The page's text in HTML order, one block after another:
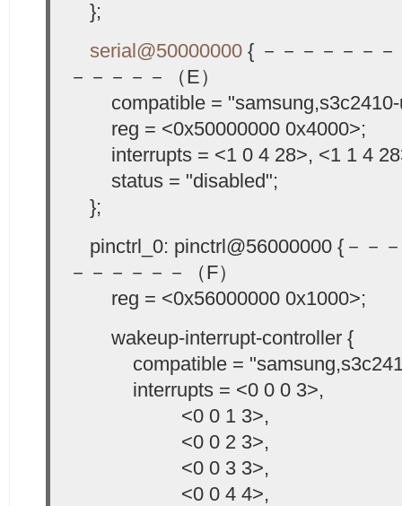
};
serial@50000000 { －－－－－－
－－－－－（E）
compatible = "samsung,s3c2410-
reg = <0x50000000 0x4000>;
interrupts = <1 0 4 28>, <1 1 4
status = "disabled";
};
pinctrl_0: pinctrl@56000000 {－－
－－－－－－（F）
reg = <0x56000000 0x1000>;
wakeup-interrupt-controller {
compatible =
interrupts = <0 0 0 3>,
<0 0 1 3>,
<0 0 2 3>,
<0 0 3 3>,
<0 0 4 4>,